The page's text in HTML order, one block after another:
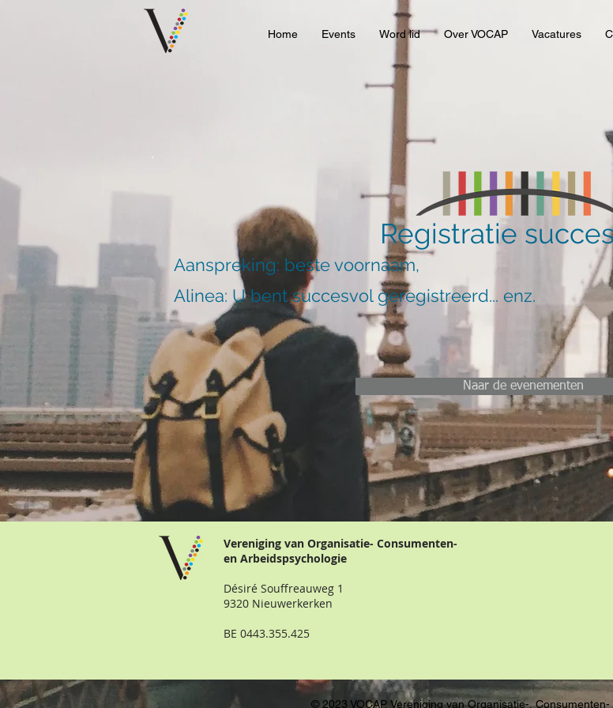
Home Events Word lid Over VOCAP Vacatures
Registratie
Aanspreking: beste voornaam,
Alinea: U bent succesvol geregistreerd... enz.
Naar de evenementen
Vereniging van Organisatie- Consumenten-
en Arbeidspsychologie
Désiré Souffreauweg 1
9320 Nieuwerkerken
BE 0443.355.425
© 2023 VOCAP, Vereniging van Organisatie-,